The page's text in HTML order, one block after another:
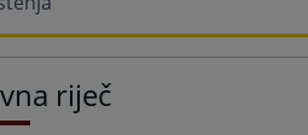
riječ